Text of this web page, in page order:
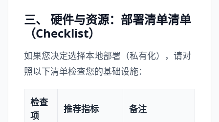
三、 硬件与资源：部署清单清单
（Checklist）
如果您决定选择本地部署（私有化），请对
照以下清单检查您的基础设施：
检查
项
推荐指标 备注